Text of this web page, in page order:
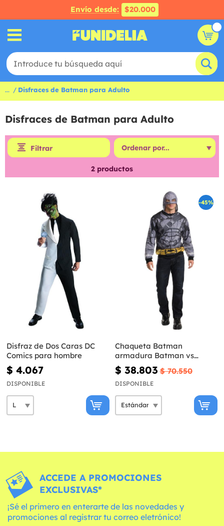
Envío desde: $20.000
... Disfraces de Batman para Adulto
Disfraces de Batman para Adulto
Filtrar
2 productos
Disfraz de Dos Caras DC
Comics para hombre
$ 4.067
DISPONIBLE
-45%
Chaqueta Batman
armadura Batman vs
Superman para hombre
$ 38.803 $ 70.550
DISPONIBLE
ACCEDE A PROMOCIONES
EXCLUSIVAS*
¡Sé el primero en enterarte de las novedades y
promociones al registrar tu correo eletrónico!